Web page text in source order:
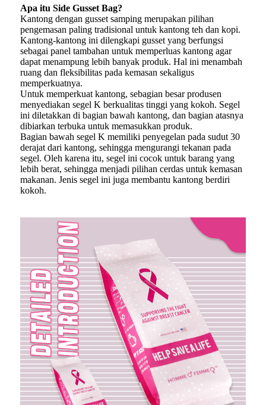
Apa itu Side Gusset Bag?
Kantong dengan gusset samping merupakan pilihan
pengemasan paling tradisional untuk kantong teh dan kopi.
Kantong-kantong ini dilengkapi gusset yang berfungsi
sebagai panel tambahan untuk memperluas kantong agar
dapat menampung lebih banyak produk. Hal ini menambah
ruang dan fleksibilitas pada kemasan sekaligus
memperkuatnya.
Untuk memperkuat kantong, sebagian besar produsen
menyediakan segel K berkualitas tinggi yang kokoh. Segel
ini diletakkan di bagian bawah kantong, dan bagian atasnya
dibiarkan terbuka untuk memasukkan produk.
Bagian bawah segel K memiliki penyegelan pada sudut 30
derajat dari kantong, sehingga mengurangi tekanan pada
segel. Oleh karena itu, segel ini cocok untuk barang yang
lebih berat, sehingga menjadi pilihan cerdas untuk kemasan
makanan. Jenis segel ini juga membantu kantong berdiri
kokoh.